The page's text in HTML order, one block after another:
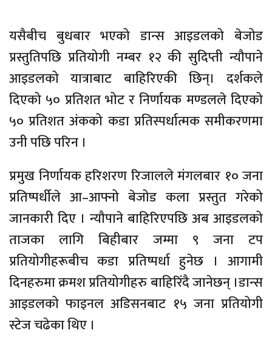
यसैबीच बुधबार भएको डान्स आइडलको बेजोड
प्रस्तुतिपछि प्रतियोगी नम्बर १२ की सुदिप्ती न्यौपाने
आइडलको यात्राबाट बाहिरिएकी छिन्। दर्शकले
दिएको ५० प्रतिशत भोट र निर्णायक मण्डलले दिएको
५० प्रतिशत अंकको कडा प्रतिस्पर्धात्मक समीकरणमा
उनी पछि परिन ।
प्रमुख निर्णायक हरिशरण रिजालले मंगलबार १० जना
प्रतिष्पर्धीले आ–आफ्नो बेजोड कला प्रस्तुत गरेको
जानकारी दिए । न्यौपाने बाहिरिएपछि अब आइडलको
ताजका लागि बिहीबार जम्मा ९ जना टप
प्रतियोगीहरूबीच कडा प्रतिष्पर्धा हुनेछ । आगामी
दिनहरुमा क्रमश प्रतियोगीहरु बाहिरिँदै जानेछन् ।डान्स
आइडलको फाइनल अडिसनबाट १५ जना प्रतियोगी
स्टेज चढेका थिए ।